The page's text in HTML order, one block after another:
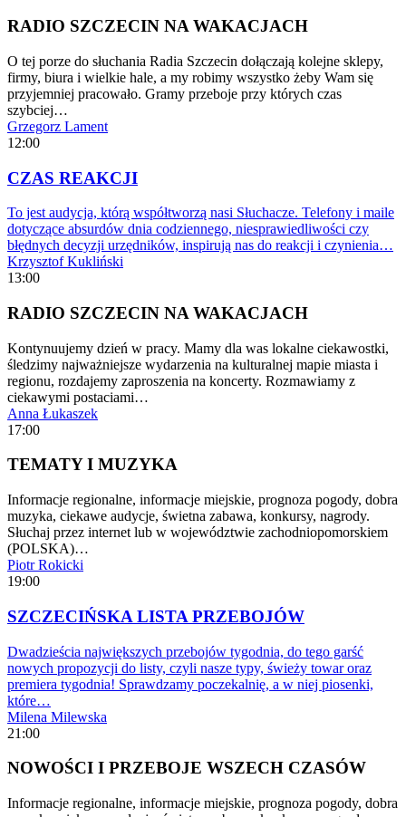
RADIO SZCZECIN NA WAKACJACH
O tej porze do słuchania Radia Szczecin dołączają kolejne sklepy,
firmy, biura i wielkie hale, a my robimy wszystko żeby Wam się
przyjemniej pracowało. Gramy przeboje przy których czas
szybciej…
Grzegorz Lament
12:00
CZAS REAKCJI
To jest audycja, którą współtworzą nasi Słuchacze. Telefony i maile
dotyczące absurdów dnia codziennego, niesprawiedliwości czy
błędnych decyzji urzędników, inspirują nas do reakcji i czynienia…
Krzysztof Kukliński
13:00
RADIO SZCZECIN NA WAKACJACH
Kontynuujemy dzień w pracy. Mamy dla was lokalne ciekawostki,
śledzimy najważniejsze wydarzenia na kulturalnej mapie miasta i
regionu, rozdajemy zaproszenia na koncerty. Rozmawiamy z
ciekawymi postaciami…
Anna Łukaszek
17:00
TEMATY I MUZYKA
Informacje regionalne, informacje miejskie, prognoza pogody, dobra
muzyka, ciekawe audycje, świetna zabawa, konkursy, nagrody.
Słuchaj przez internet lub w województwie zachodniopomorskiem
(POLSKA)…
Piotr Rokicki
19:00
SZCZECIŃSKA LISTA PRZEBOJÓW
Dwadzieścia największych przebojów tygodnia, do tego garść
nowych propozycji do listy, czyli nasze typy, świeży towar oraz
premiera tygodnia! Sprawdzamy poczekalnię, a w niej piosenki,
które…
Milena Milewska
21:00
NOWOŚCI I PRZEBOJE WSZECH CZASÓW
Informacje regionalne, informacje miejskie, prognoza pogody, dobra